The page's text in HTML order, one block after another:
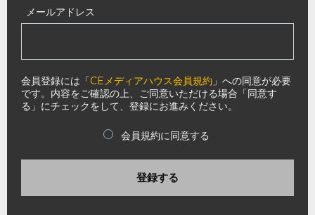
メールアドレス
会員登録には「CEメディアハウス会員規約 」への同意が必要
です。内容をご確認の上、ご同意いただける場合「同意す
る」にチェックをして、登録にお進みください。
会員規約に同意する
登録する